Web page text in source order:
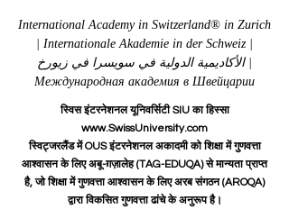
International Academy in Switzerland® in Zurich
| Internationale Akademie in der Schweiz |
الأكاديمية الدولية في سويسرا في زيورخ |
Международная академия в Швейцарии
स्विस इंटरनेशनल यूनिवर्सिटी SIU का हिस्सा
www.SwissUniversity.com
स्विट्जरलैंड में OUS इंटरनेशनल अकादमी को शिक्षा में गुणवत्ता
आश्वासन के लिए अबू-ग़ज़ालेह (TAG-EDUQA) से मान्यता प्राप्त
है, जो शिक्षा में गुणवत्ता आश्वासन के लिए अरब संगठन (AROQA)
द्वारा विकसित गुणवत्ता ढांचे के अनुरूप है।